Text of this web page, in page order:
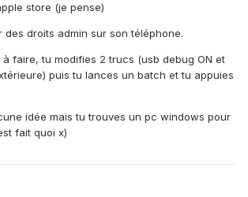
store (je pense)
droits admin sur son téléphone.
faire, tu modifies 2 trucs (usb debug ON et
puis tu lances un batch et tu appuies
idée mais tu trouves un pc windows pour
fait quoi x)